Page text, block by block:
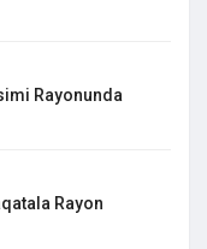
Rayonunda
Rayon